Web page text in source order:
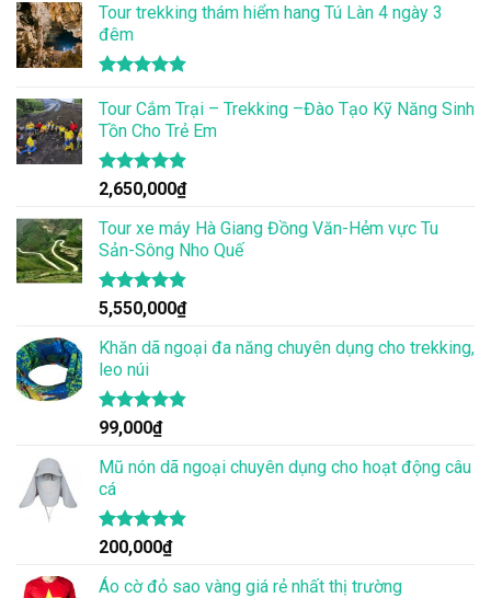
5 sao
Tour trekking thám hiểm hang Tú Làn 4 ngày 3
đêm
hạng4.86
5 sao
Tour Cắm Trại – Trekking –Đào Tạo Kỹ Năng Sinh
Tồn Cho Trẻ Em
Được xếp
hạng 4.86
5 sao
2,650,000₫
Tour xe máy Hà Giang Đồng Văn-Hẻm vực Tu
Sản-Sông Nho Quế
Được xếp
hạng 4.83
5 sao
5,550,000₫
Khăn dã ngoại đa năng chuyên dụng cho trekking,
leo núi
Được xếp
hạng
4.83
5 sao
99,000₫
Mũ nón dã ngoại chuyên dụng cho hoạt động câu
cá
Được xếp
hạng
4.83
5 sao
200,000₫
Áo cờ đỏ sao vàng giá rẻ nhất thị trường